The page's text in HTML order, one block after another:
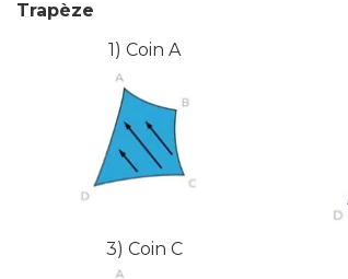
Trapèze
1) Coin A
3) Coin C